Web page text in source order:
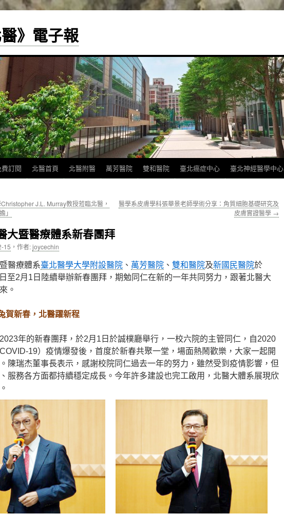
醫》電子報
訂閱 北醫首頁 北醫附醫 萬芳醫院 雙和醫院 臺北癌症中心 臺北神經醫學中心
J.L. Murray教授蒞臨北醫，
」
醫學系皮膚學科張華景老師學術分享：角質細胞基礎研究及
皮膚實證醫學 →
大暨醫療體系新春團拜
15 ， 作者:joycechin
暨醫療體系臺北醫學大學附設醫院 、 萬芳醫院 、 雙和醫院及新國民醫院於
至2月1日陸續舉辦新春團拜，期勉同仁在新的一年共同努力，跟著北醫大
。
賀新春，北醫躍新程
年的新春團拜，於2月1日於誠樸廳舉行，一校六院的主管同仁，自2020
19）疫情爆發後，首度於新春共聚一堂，場面熱鬧歡樂，大家一起開
陳瑞杰董事長表示，感謝校院同仁過去一年的努力，雖然受到疫情影響，但
服務各方面都持續穩定成長。今年許多建設也完工啟用，北醫大體系展現欣